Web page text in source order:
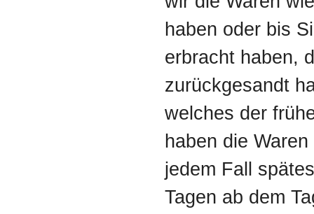
haben oder bis
erbracht haben,
zurückgesandt
welches der
haben die
jedem Fall
Tagen ab dem